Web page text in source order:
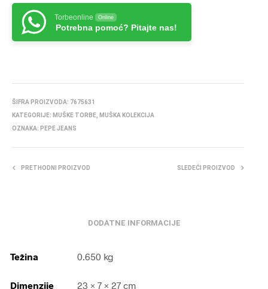
Torbeonline Online
Potrebna pomoć? Pitajte nas!
ŠIFRA PROIZVODA: 7675631
KATEGORIJE: MUŠKE TORBE
MUŠKA KOLEKCIJA
OZNAKA: PEPE JEANS
PRETHODNI PROIZVOD SLEDEĆI PROIZVOD
DODATNE INFORMACIJE
Težina 0.650 kg
Dimenzije 23 × 7 × 27 cm